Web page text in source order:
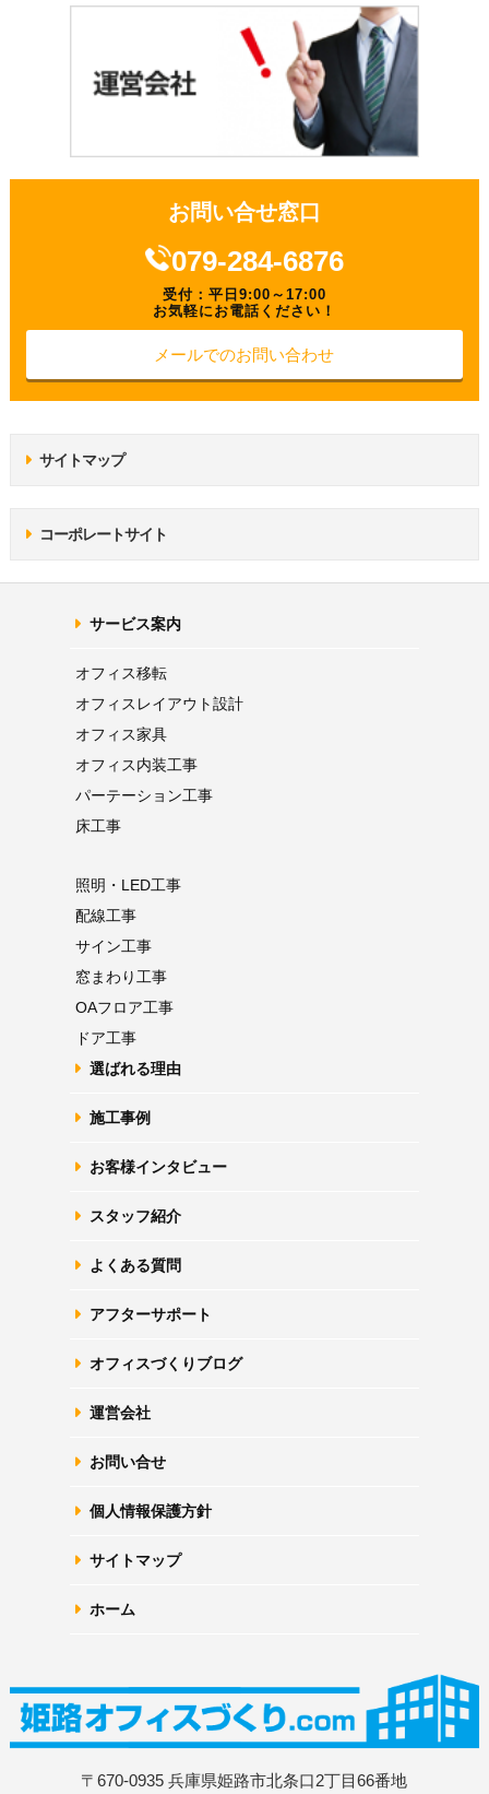
お問い合せ窓口
079-284-6876
受付：平日9:00～17:00
お気軽にお電話ください！
メールでのお問い合わせ
サイトマップ
コーポレートサイト
サービス案内
オフィス移転
オフィス レイアウト設計
オフィス家具
オフィス内装工事
パーテーション工事
床工事
照明・LED工事
配線工事
サイン工事
窓まわり工事
OAフロア工事
ドア工事
選ばれる理由
施工事例
お客様インタビュー
スタッフ紹介
よくある質問
アフターサポート
オフィスづくりブログ
運営会社
お問い合せ
個人情報保護方針
サイトマップ
ホーム
〒670-0935 兵庫県姫路市北条口2丁目66番地